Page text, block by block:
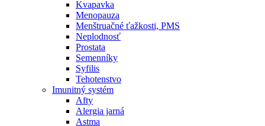
Kvapavka
Menopauza
Menštruačné ťažkosti, PMS
Neplodnosť
Prostata
Semenníky
Syfilis
Tehotenstvo
Imunitný systém
Afty
Alergia jarná
Astma